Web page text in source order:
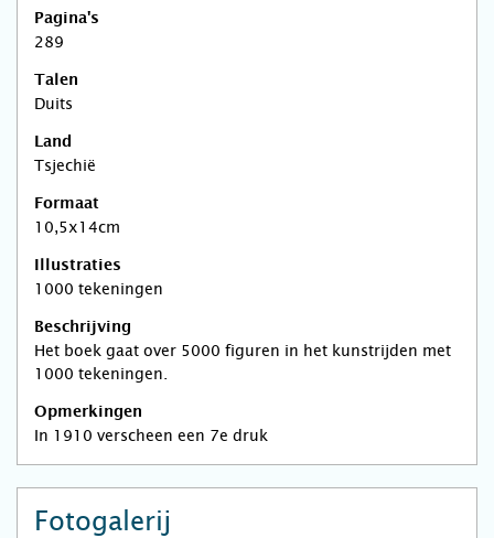
Pagina's
289
Talen
Duits
Land
Tsjechië
Formaat
10,5x14cm
Illustraties
1000 tekeningen
Beschrijving
Het boek gaat over 5000 figuren in het kunstrijden met
1000 tekeningen.
Opmerkingen
In 1910 verscheen een 7e druk
Fotogalerij